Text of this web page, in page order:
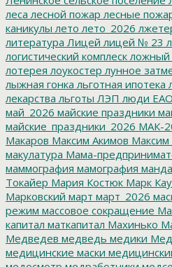
леса лесной пожар лесные
каникулы лето лето_2026
литература Лицей лицей № 23
логистический комплеск ложный
лотерея лоукостер лунное
лыжная гонка льготная ипотека
лекарства льготы ЛЭП люди ЕАО
май_2026 майские праздники
майские_праздники_2026 МАК-
Макаров Максим Акимов
макулатура Мама-
маммография мамография
Токайер Мария Костюк Марк
Марковский март март_2026
режим массовое сокращение
капитал маткапитал Махинько
Медведев медведь медики
медицинские маски